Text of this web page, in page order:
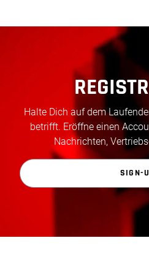
Halte Dich auf dem
betrifft. Eröffne einen
Nachrichten,
SIGN-